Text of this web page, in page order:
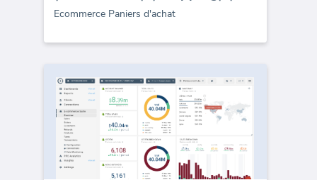
Ecommerce Paniers d'achat